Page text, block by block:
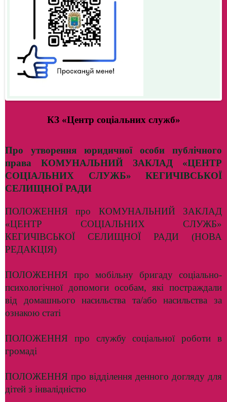
КЗ «Центр соціальних служб»
Про утворення юридичної особи публічного
права КОМУНАЛЬНИЙ ЗАКЛАД «ЦЕНТР
СОЦІАЛЬНИХ СЛУЖБ» КЕГИЧІВСЬКОЇ
СЕЛИЩНОЇ РАДИ
ПОЛОЖЕННЯ про КОМУНАЛЬНИЙ ЗАКЛАД
«ЦЕНТР СОЦІАЛЬНИХ СЛУЖБ»
КЕГИЧІВСЬКОЇ СЕЛИЩНОЇ РАДИ (НОВА
РЕДАКЦІЯ)
ПОЛОЖЕННЯ про мобільну бригаду соціально-
психологічної допомоги особам, які постраждали
від домашнього насильства та/або насильства за
ознакою статі
ПОЛОЖЕННЯ про службу соціальної роботи в
громаді
ПОЛОЖЕННЯ про відділення денного догляду для
дітей з інвалідністю